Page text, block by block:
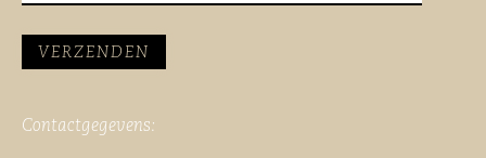
Contactgegevens: